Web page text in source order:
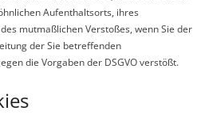
Aufenthaltsorts, ihres
mutmaßlichen Verstoßes, wenn Sie der
der Sie betreffenden
die Vorgaben der DSGVO verstößt.